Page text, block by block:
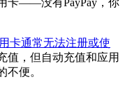
卡——没有PayPay，你
卡通常无法注册或使
值，但自动充值和应用
便。